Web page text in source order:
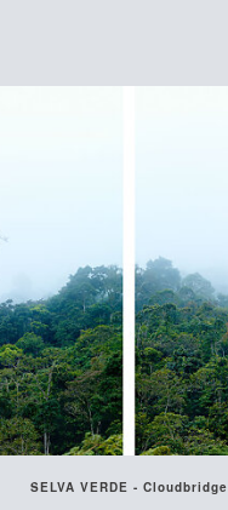
SELVA VERDE - Cloudbridge